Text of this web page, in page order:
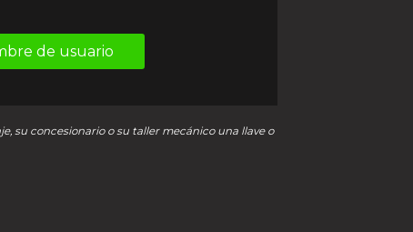
de usuario
su concesionario o su taller mecánico una llave o